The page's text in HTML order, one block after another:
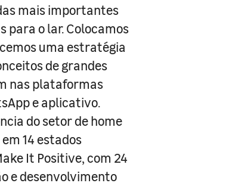
mais importantes
para o lar. Colocamos
uma estratégia
de grandes
nas plataformas
e aplicativo.
do setor de home
14 estados
It Positive, com 24
e desenvolvimento